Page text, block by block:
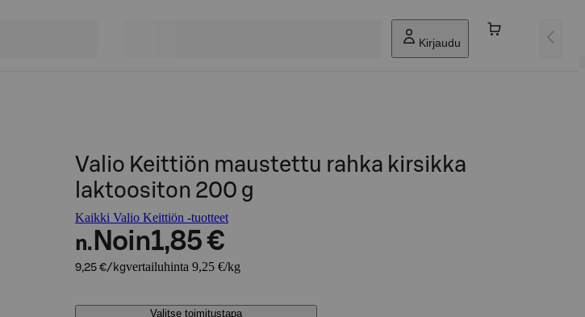
Kirjaudu
Valio Keittiön maustettu rahka kirsikka
laktoositon 200 g
Kaikki Valio Keittiön -tuotteet
n. Noin1,85 €
9,25 €/kgvertailuhinta 9,25 €/kg
Valitse toimitustapa